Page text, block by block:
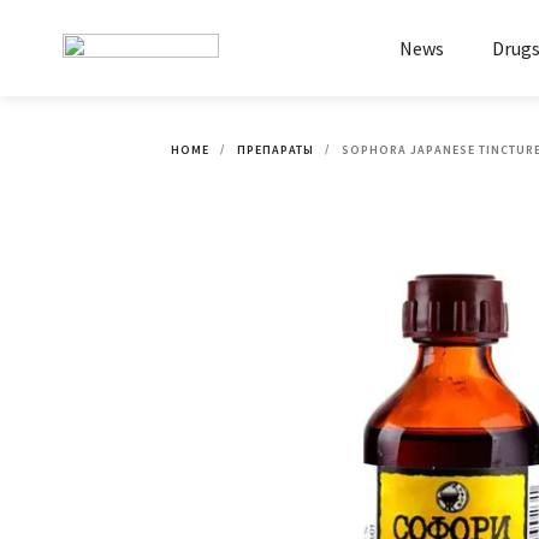
News Drugs
HOME ПРЕПАРАТЫ SOPHORA JAPANESE